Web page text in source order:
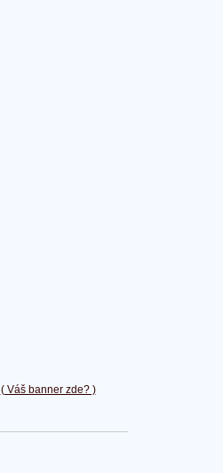
( Váš banner zde? )